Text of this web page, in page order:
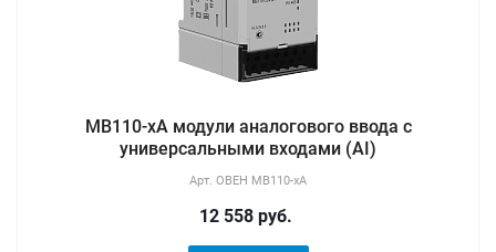
МВ110-хА модули аналогового ввода с
универсальными входами (AI)
Арт. ОВЕН МВ110-хА
12 558 руб.